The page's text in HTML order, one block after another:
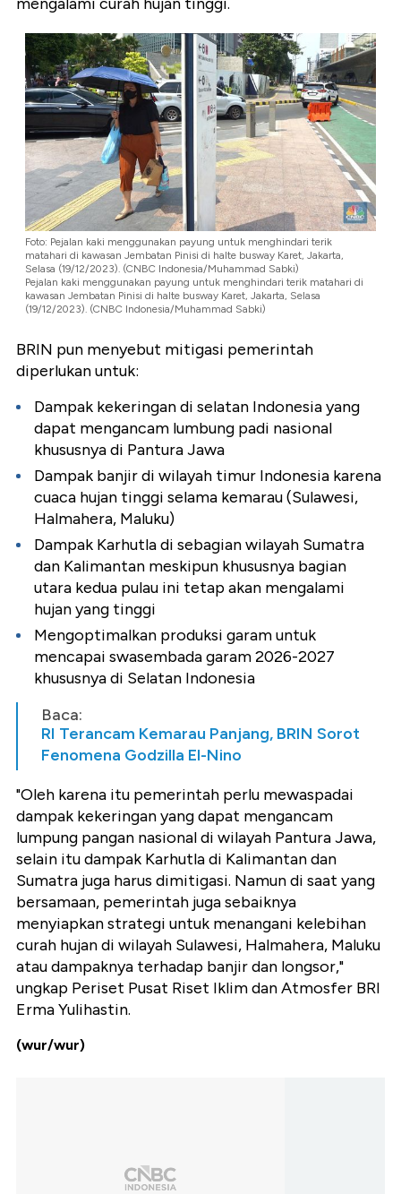
Foto: Pejalan kaki menggunakan payung untuk menghindari terik
matahari di kawasan Jembatan Pinisi di halte busway Karet, Jakarta,
Selasa (19/12/2023). (CNBC Indonesia/Muhammad Sabki)
Pejalan kaki menggunakan payung untuk menghindari terik matahari di
kawasan Jembatan Pinisi di halte busway Karet, Jakarta, Selasa
(19/12/2023). (CNBC Indonesia/Muhammad Sabki)
BRIN pun menyebut mitigasi pemerintah
diperlukan untuk:
Dampak kekeringan di selatan Indonesia yang
dapat mengancam lumbung padi nasional
khususnya di Pantura Jawa
Dampak banjir di wilayah timur Indonesia karena
cuaca hujan tinggi selama kemarau (Sulawesi,
Halmahera, Maluku)
Dampak Karhutla di sebagian wilayah Sumatra
dan Kalimantan meskipun khususnya bagian
utara kedua pulau ini tetap akan mengalami
hujan yang tinggi
Mengoptimalkan produksi garam untuk
mencapai swasembada garam 2026-2027
khususnya di Selatan Indonesia
Baca:
RI Terancam Kemarau Panjang, BRIN Sorot
Fenomena Godzilla El-Nino
"Oleh karena itu pemerintah perlu mewaspadai
dampak kekeringan yang dapat mengancam
lumpung pangan nasional di wilayah Pantura Jawa,
selain itu dampak Karhutla di Kalimantan dan
Sumatra juga harus dimitigasi. Namun di saat yang
bersamaan, pemerintah juga sebaiknya
menyiapkan strategi untuk menangani kelebihan
curah hujan di wilayah Sulawesi, Halmahera, Maluku
atau dampaknya terhadap banjir dan longsor,"
ungkap Periset Pusat Riset Iklim dan Atmosfer BRI
Erma Yulihastin.
(wur/wur)